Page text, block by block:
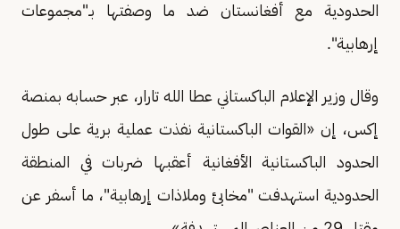
الحدودية مع أفغانستان ضد ما وصفتها بـ"مجموعات
إرهابية".
وقال وزير الإعلام الباكستاني عطا الله تارار، عبر حسابه بمنصة
إكس، إن «القوات الباكستانية نفذت عملية برية على طول
الحدود الباكستانية الأفغانية أعقبها ضربات في المنطقة
الحدودية استهدفت "مخابئ وملاذات إرهابية"، ما أسفر عن